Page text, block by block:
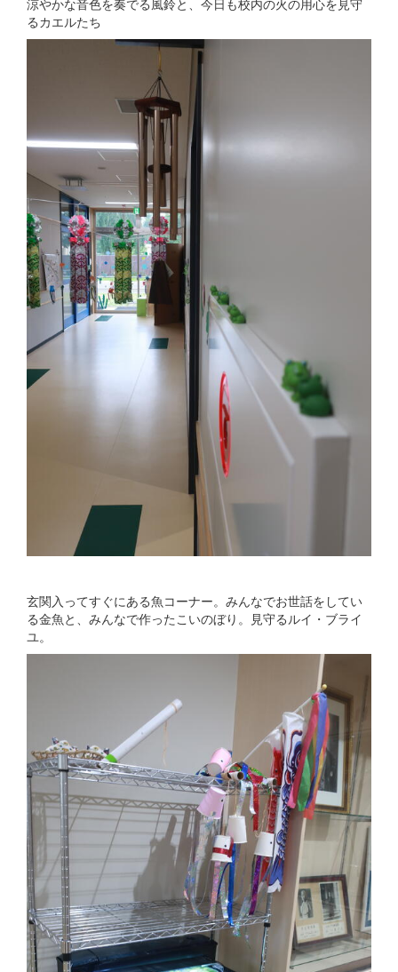
るカエルたち
玄関入ってすぐにある魚コーナー。みんなでお世話をしてい
る金魚と、みんなで作ったこいのぼり。見守るルイ・ブライ
ユ。